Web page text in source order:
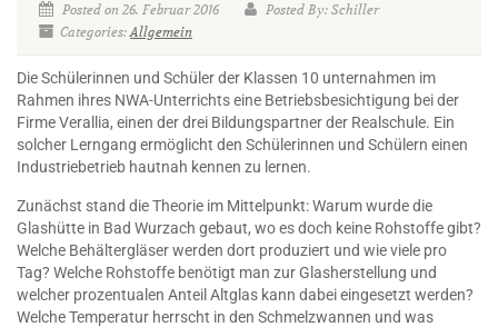
Posted on 26. Februar 2016
Posted By: Schiller
Categories:Allgemein
Die Schülerinnen und Schüler der Klassen 10 unternahmen im
Rahmen ihres NWA-Unterrichts eine Betriebsbesichtigung bei der
Firme Verallia, einen der drei Bildungspartner der Realschule. Ein
solcher Lerngang ermöglicht den Schülerinnen und Schülern einen
Industriebetrieb hautnah kennen zu lernen.
Zunächst stand die Theorie im Mittelpunkt: Warum wurde die
Glashütte in Bad Wurzach gebaut, wo es doch keine Rohstoffe gibt?
Welche Behältergläser werden dort produziert und wie viele pro
Tag? Welche Rohstoffe benötigt man zur Glasherstellung und
welcher prozentualen Anteil Altglas kann dabei eingesetzt werden?
Welche Temperatur herrscht in den Schmelzwannen und was